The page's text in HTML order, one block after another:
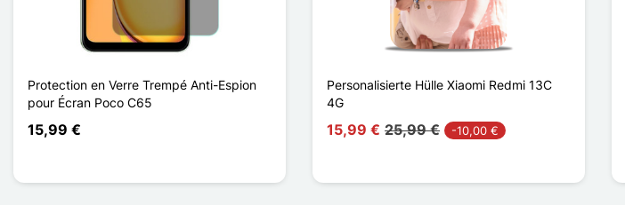
Protection en Verre Trempé Anti-Espion
pour Écran Poco C65
15,99 €
Personalisierte Hülle Xiaomi Redmi 13C
4G
15,99 € 25,99 € -10,00 €